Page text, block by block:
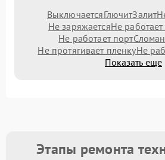
ВыключаетсяГлючитЗалит
Не заряжаетсяНе
Не работает порт
Не протягивает пленкуНе
Показать еще
Этапы ремонта